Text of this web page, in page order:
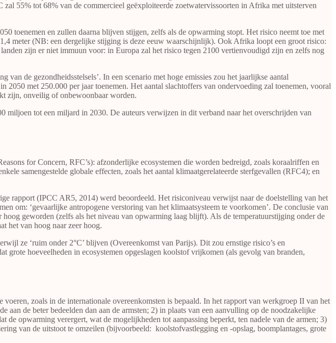
55% tot 68% van de commercieel geëxploiteerde zoetwatervissoorten in Afrika met uitsterven
toenemen en zullen daarna blijven stijgen, zelfs als de opwarming stopt. Het risico neemt toe met
meter (NB: een dergelijke stijging is deze eeuw waarschijnlijk). Ook Afrika loopt een groot risico:
zijn er niet immuun voor: in Europa zal het risico tegen 2100 vertienvoudigd zijn en zelfs nog
de gezondheidsstelsels’. In een scenario met hoge emissies zou het jaarlijkse aantal
met 250.000 per jaar toenemen. Het aantal slachtoffers van ondervoeding zal toenemen, vooral
zijn, onveilig of onbewoonbaar worden.
miljoen tot een miljard in 2030. De auteurs verwijzen in dit verband naar het overschrijden van
for Concern, RFC’s): afzonderlijke ecosystemen die worden bedreigd, zoals koraalriffen en
samengestelde globale effecten, zoals het aantal klimaatgerelateerde sterfgevallen (RFC4); en
rapport (IPCC AR5, 2014) werd beoordeeld. Het risiconiveau verwijst naar de doelstelling van het
om: ‘gevaarlijke antropogene verstoring van het klimaatsysteem te voorkomen’. De conclusie van
geworden (zelfs als het niveau van opwarming laag blijft). Als de temperatuurstijging onder de
het van hoog naar zeer hoog.
ze ‘ruim onder 2°C’ blijven (Overeenkomst van Parijs). Dit zou ernstige risico’s en
grote hoeveelheden in ecosystemen opgeslagen koolstof vrijkomen (als gevolg van branden,
zoals in de internationale overeenkomsten is bepaald. In het rapport van werkgroep II van het
de beter bedeelden dan aan de armsten; 2) in plaats van een aanvulling op de noodzakelijke
de opwarming verergert, wat de mogelijkheden tot aanpassing beperkt, ten nadele van de armen; 3)
van de uitstoot te omzeilen (bijvoorbeeld: koolstofvastlegging en -opslag, boomplantages, grote